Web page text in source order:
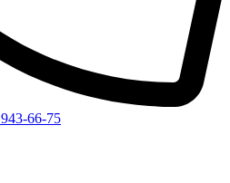
943-66-75